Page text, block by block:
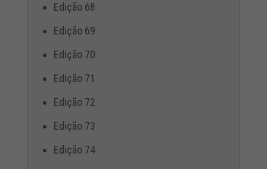
Edição 68
Edição 69
Edição 70
Edição 71
Edição 72
Edição 73
Edição 74